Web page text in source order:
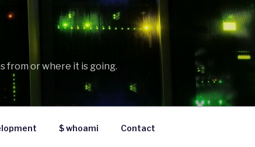
from or where it is going.
$ whoami Contact